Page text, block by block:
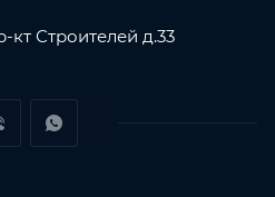
кт Строителей д.33